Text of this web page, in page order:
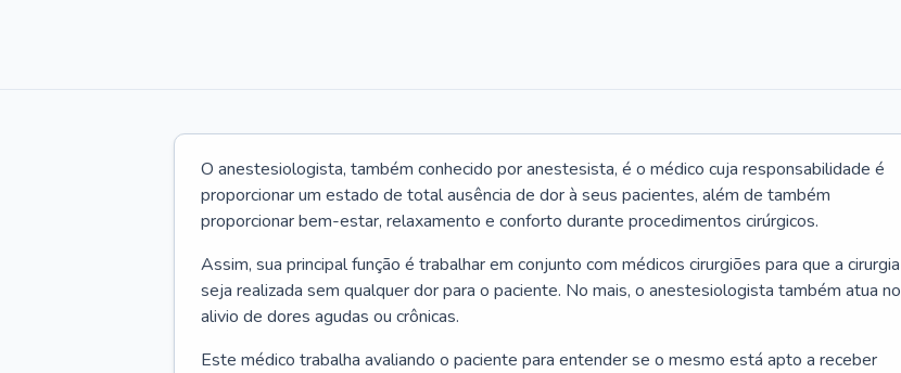
O anestesiologista, também conhecido por anestesista, é o médico cuja responsabilidade é
proporcionar um estado de total ausência de dor à seus pacientes, além de também
proporcionar bem-estar, relaxamento e conforto durante procedimentos cirúrgicos.
Assim, sua principal função é trabalhar em conjunto com médicos cirurgiões para que a cirurgia
seja realizada sem qualquer dor para o paciente. No mais, o anestesiologista também atua no
alivio de dores agudas ou crônicas.
Este médico trabalha avaliando o paciente para entender se o mesmo está apto a receber